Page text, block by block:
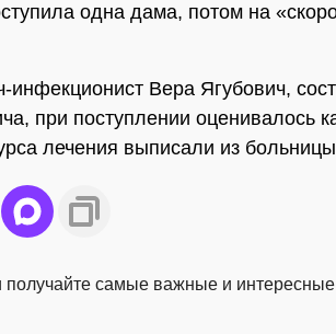
одна дама, потом на
инфекционист Вера Ягубович,
при поступлении оценивалось
лечения выписали из
самые важные и интересные